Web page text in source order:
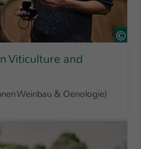
Viticulture and
Weinbau & Oenologie)